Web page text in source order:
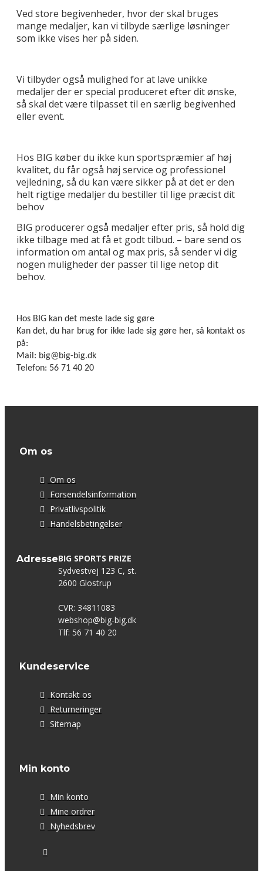
Ved store begivenheder, hvor der skal bruges
mange medaljer, kan vi tilbyde særlige løsninger
som ikke vises her på siden.
Vi tilbyder også mulighed for at lave unikke
medaljer der er special produceret efter dit ønske,
så skal det være tilpasset til en særlig begivenhed
eller event.
Hos BIG køber du ikke kun sportspræmier af høj
kvalitet, du får også høj service og professionel
vejledning, så du kan være sikker på at det er den
helt rigtige medaljer du bestiller til lige præcist dit
behov
BIG producerer også medaljer efter pris, så hold dig
ikke tilbage med at få et godt tilbud. – bare send os
information om antal og max pris, så sender vi dig
nogen muligheder der passer til lige netop dit
behov.
Hos BIG kan det meste lade sig gøre
Kan det, du har brug for ikke lade sig gøre her, så kontakt os
på:
Mail: big@big-big.dk
Telefon: 56 71 40 20
Om os
Om os
Forsendelsinformation
Privatlivspolitik
Handelsbetingelser
AdresseBIG SPORTS PRIZE
Sydvestvej 123 C, st.
2600 Glostrup
CVR: 34811083
webshop@big-big.dk
Tlf: 56 71 40 20
Kundeservice
Kontakt os
Returneringer
Sitemap
Min konto
Min konto
Mine ordrer
Nyhedsbrev